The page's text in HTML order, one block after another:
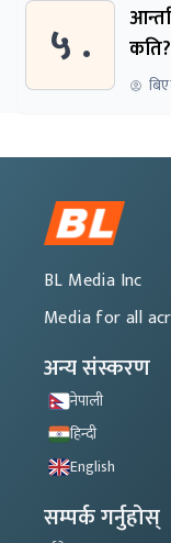
५ .
कति?
BL Media Inc
Media for all
अन्य संस्करण
नेपाली
हिन्दी
English
सम्पर्क गर्नुहोस्